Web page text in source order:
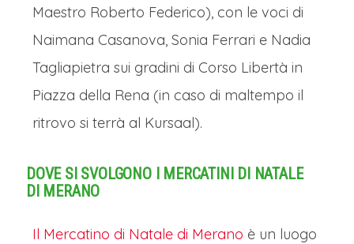
Maestro Roberto Federico), con le voci di
Naimana Casanova, Sonia Ferrari e Nadia
Tagliapietra sui gradini di Corso Libertà in
Piazza della Rena (in caso di maltempo il
ritrovo si terrà al Kursaal).
DOVE SI SVOLGONO I MERCATINI DI NATALE
DI MERANO
Il Mercatino di Natale di Merano è un luogo